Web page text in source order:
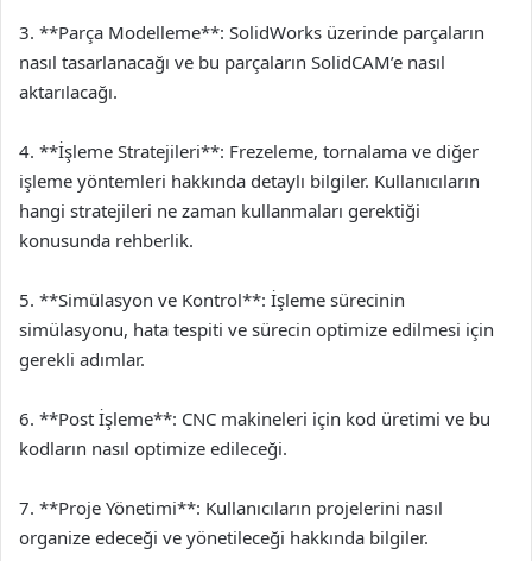
3. **Parça Modelleme**: SolidWorks üzerinde parçaların
nasıl tasarlanacağı ve bu parçaların SolidCAM’e nasıl
aktarılacağı.
4. **İşleme Stratejileri**: Frezeleme, tornalama ve diğer
işleme yöntemleri hakkında detaylı bilgiler. Kullanıcıların
hangi stratejileri ne zaman kullanmaları gerektiği
konusunda rehberlik.
5. **Simülasyon ve Kontrol**: İşleme sürecinin
simülasyonu, hata tespiti ve sürecin optimize edilmesi için
gerekli adımlar.
6. **Post İşleme**: CNC makineleri için kod üretimi ve bu
kodların nasıl optimize edileceği.
7. **Proje Yönetimi**: Kullanıcıların projelerini nasıl
organize edeceği ve yönetileceği hakkında bilgiler.